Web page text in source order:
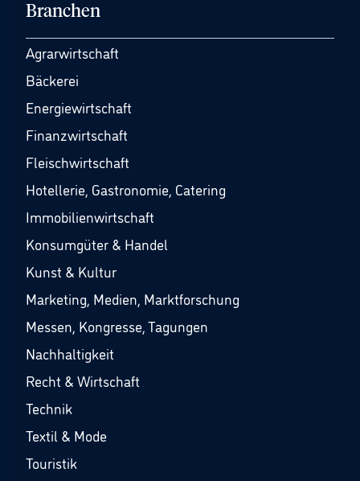
Branchen
Agrarwirtschaft
Bäckerei
Energiewirtschaft
Finanzwirtschaft
Fleischwirtschaft
Hotellerie, Gastronomie, Catering
Immobilienwirtschaft
Konsumgüter & Handel
Kunst & Kultur
Marketing, Medien, Marktforschung
Messen, Kongresse, Tagungen
Nachhaltigkeit
Recht & Wirtschaft
Technik
Textil & Mode
Touristik